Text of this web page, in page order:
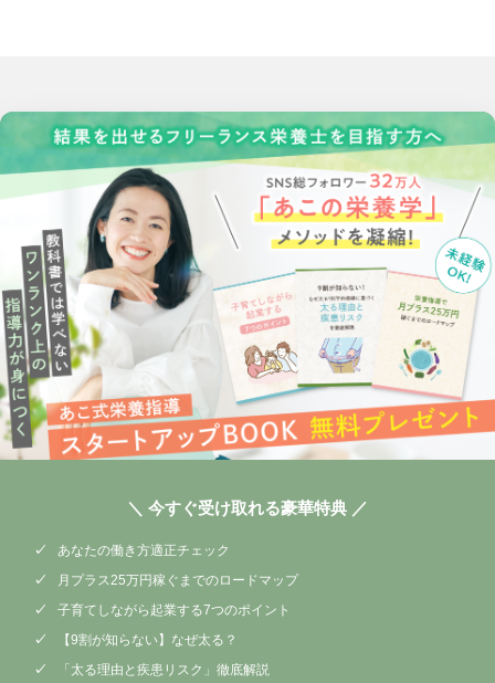
＼ 今すぐ受け取れる豪華特典 ／
あなたの働き方適正チェック
月プラス25万円稼ぐまでのロードマップ
子育てしながら起業する7つのポイント
【9割が知らない】なぜ太る？
「太る理由と疾患リスク」徹底解説